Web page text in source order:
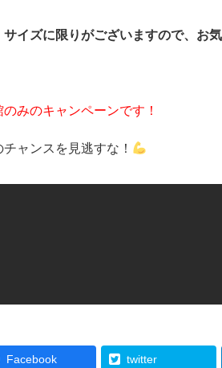
サイズに限りがございますので、お
のみのキャンペーンです！
チャンスを見逃すな！
Facebook twitter